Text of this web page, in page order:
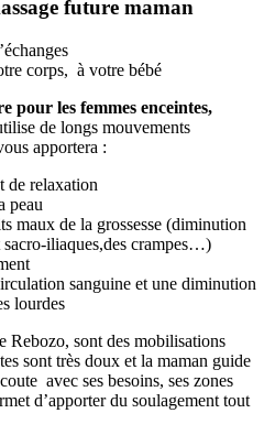
future maman
corps, à votre bébé
pour les femmes enceintes,
de longs mouvements
apportera :
de relaxation
peau
maux de la grossesse (diminution
sacro-iliaques,des crampes…)
sanguine et une diminution
lourdes
Rebozo, sont des mobilisations
sont très doux et la maman guide
avec ses besoins, ses zones
d’apporter du soulagement tout